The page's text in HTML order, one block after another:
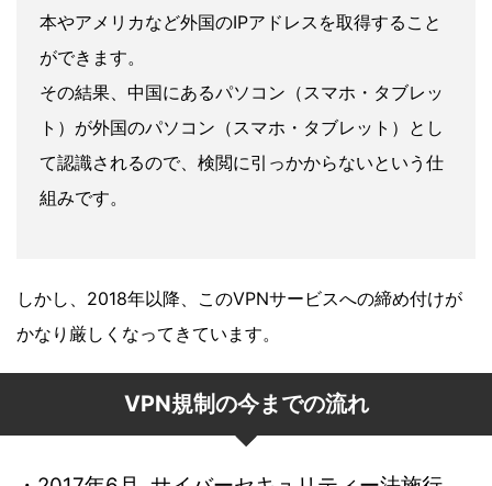
本やアメリカなど外国のIPアドレスを取得すること
ができます。
その結果、中国にあるパソコン（スマホ・タブレッ
ト）が外国のパソコン（スマホ・タブレット）とし
て認識されるので、検閲に引っかからないという仕
組みです。
しかし、2018年以降、このVPNサービスへの締め付けが
かなり厳しくなってきています。
VPN規制の今までの流れ